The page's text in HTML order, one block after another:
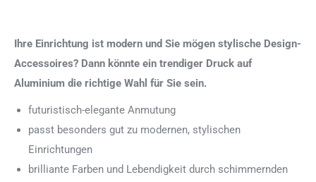
Ihre Einrichtung ist modern und Sie mögen stylische Design-
Accessoires? Dann könnte ein trendiger Druck auf
Aluminium die richtige Wahl für Sie sein.
futuristisch-elegante Anmutung
passt besonders gut zu modernen, stylischen
Einrichtungen
brilliante Farben und Lebendigkeit durch schimmernden